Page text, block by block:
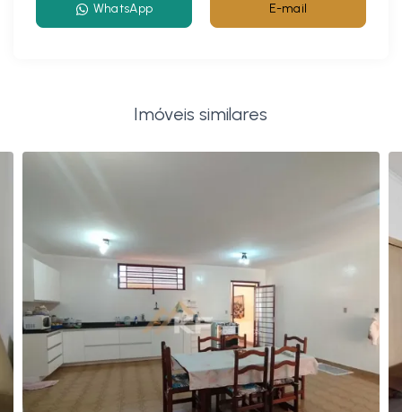
WhatsApp E-mail
Imóveis similares